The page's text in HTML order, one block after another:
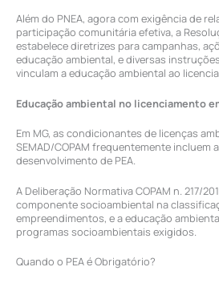
Além do PNEA, agora com exigência de
participação comunitária efetiva, a
estabelece diretrizes para campanhas,
educação ambiental, e diversas
vinculam a educação ambiental ao
Educação ambiental no licenciamento
Em MG, as condicionantes de licenças
SEMAD/COPAM frequentemente incluem
desenvolvimento de PEA.
A Deliberação Normativa COPAM n. 217/
componente socioambiental na
empreendimentos, e a educação
programas socioambientais exigidos.
Quando o PEA é Obrigatório?